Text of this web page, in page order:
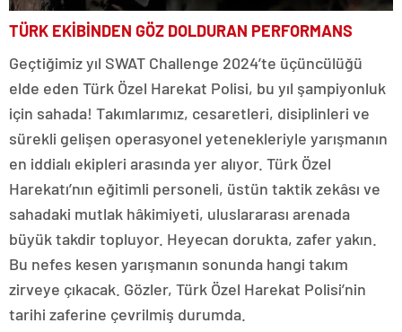
TÜRK EKİBİNDEN GÖZ DOLDURAN PERFORMANS
Geçtiğimiz yıl SWAT Challenge 2024’te üçüncülüğü
elde eden Türk Özel Harekat Polisi, bu yıl şampiyonluk
için sahada! Takımlarımız, cesaretleri, disiplinleri ve
sürekli gelişen operasyonel yetenekleriyle yarışmanın
en iddialı ekipleri arasında yer alıyor. Türk Özel
Harekatı’nın eğitimli personeli, üstün taktik zekâsı ve
sahadaki mutlak hâkimiyeti, uluslararası arenada
büyük takdir topluyor. Heyecan dorukta, zafer yakın.
Bu nefes kesen yarışmanın sonunda hangi takım
zirveye çıkacak. Gözler, Türk Özel Harekat Polisi’nin
tarihi zaferine çevrilmiş durumda.